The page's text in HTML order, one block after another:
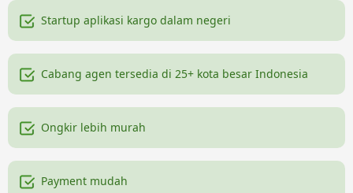
Startup aplikasi kargo dalam negeri
Cabang agen tersedia di 25+ kota besar Indonesia
Ongkir lebih murah
Payment mudah